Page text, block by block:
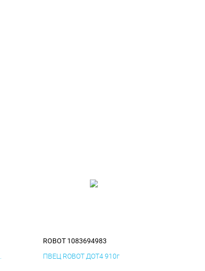
ROBOT 1083694983
ПВЕЦ ROBOT ДОТ4 910г